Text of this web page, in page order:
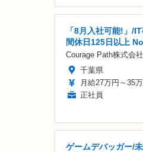
「8月入社可能!」/
間休日125日以上
Courage Path株式会社
千葉県
月給27万円～35
正社員
ゲームデバッガー/